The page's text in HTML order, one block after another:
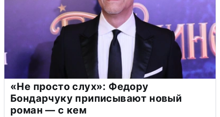
«Не просто слух»: Федору
Бондарчуку приписывают новый
роман — с кем